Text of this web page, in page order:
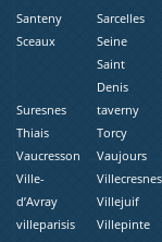
Santeny
Sarcelles
Sceaux
Seine
Saint
Denis
Suresnes
taverny
Thiais
Torcy
Vaucresson
Vaujours
Ville-
d’Avray
Villecresnes
Villejuif
villeparisis
Villepinte